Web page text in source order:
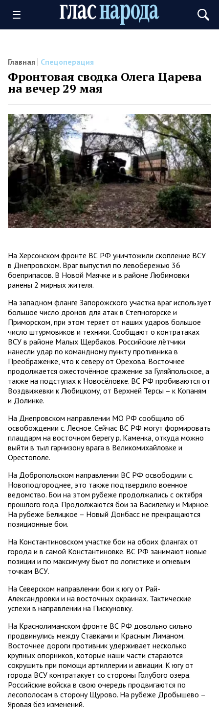
Главная Спецоперация
Фронтовая сводка Олега Царева
на вечер 29 мая
На Херсонском фронте ВС РФ уничтожили скопление ВСУ
в Днепровском. Враг выпустил по левобережью 36
боеприпасов. В Новой Маячке и в районе Любимовки
ранены 2 мирных жителя.
На западном фланге Запорожского участка враг использует
большое число дронов для атак в Степногорске и
Приморском, при этом теряет от наших ударов большое
число штурмовиков и техники. Сообщают о контратаках
ВСУ в районе Малых Щербаков. Российские лётчики
нанесли удар по командному пункту противника в
Преображенке, что к северу от Орехова. Восточнее
продолжается ожесточённое сражение за Гуляйпольское, а
также на подступах к Новосёловке. ВС РФ пробиваются от
Воздвижевки к Любицкому, от Верхней Терсы – к Копаням
и Долинке.
На Днепровском направлении МО РФ сообщило об
освобождении с. Лесное. Сейчас ВС РФ могут формировать
плацдарм на восточном берегу р. Каменка, откуда можно
выйти в тыл гарнизону врага в Великомихайловке и
Орестополе.
На Добропольском направлении ВС РФ освободили с.
Новоподгороднее, это также подтвердило военное
ведомство. Бои на этом рубеже продолжались с октября
прошлого года. Продолжаются бои за Василевку и Мирное.
На рубеже Белицкое – Новый Донбасс не прекращаются
позиционные бои.
На Константиновском участке бои на обоих флангах от
города и в самой Константиновке. ВС РФ занимают новые
позиции и по максимуму бьют по логистике и огневым
точкам ВСУ.
На Северском направлении бои к югу от Рай-
Александровки и на восточных окраинах. Тактические
успехи в направлении на Пискуновку.
На Краснолиманском фронте ВС РФ довольно сильно
продвинулись между Ставками и Красным Лиманом.
Восточнее дороги противник удерживает несколько
крупных опорников, которые наши части стараются
сокрушить при помощи артиллерии и авиации. К югу от
города ВСУ контратакует со стороны Голубого озера.
Российские войска в свою очередь продвигаются по
лесополосам в сторону Щурово. На рубеже Дробышево –
Яровая без изменений.